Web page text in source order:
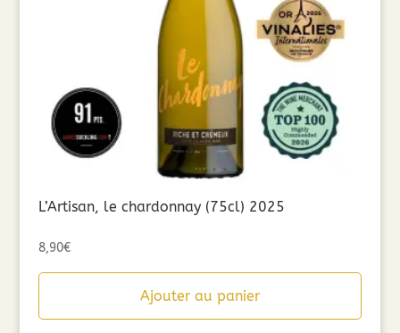
L’Artisan, le chardonnay (75cl) 2025
8,90€
Ajouter au panier